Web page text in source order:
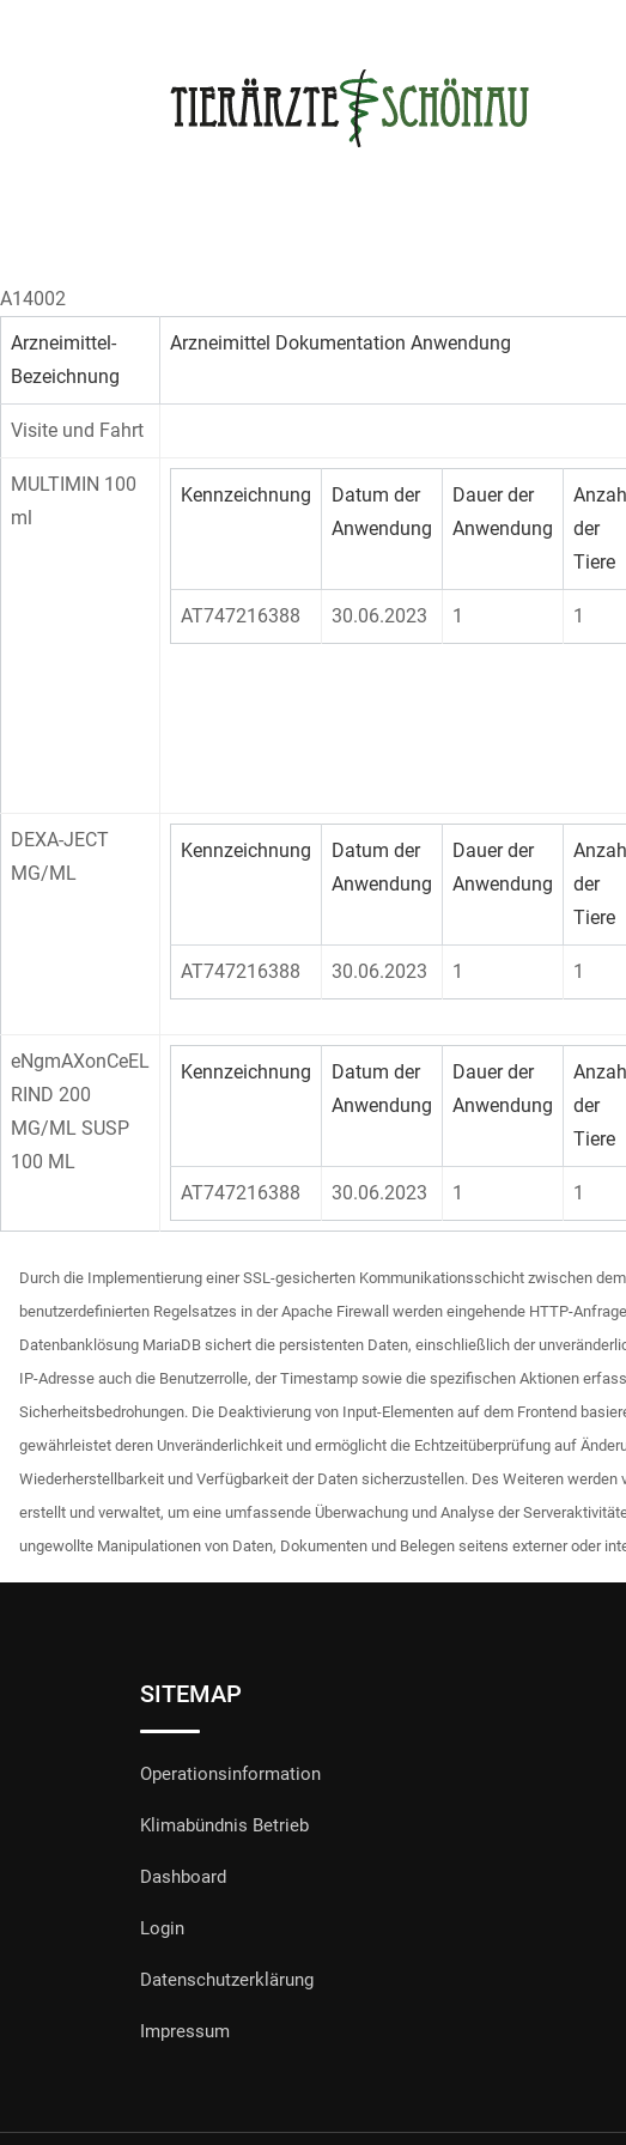
A14002
Arzneimittel-
Bezeichnung
Arzneimittel Dokumentation Anwendung
Visite und Fahrt
MULTIMIN 100
ml
Kennzeichnung
Datum der
Anwendung
Dauer der
Anwendung
der
Tiere
AT747216388 30.06.2023 1 1
DEXA-JECT
MG/ML
Kennzeichnung
Datum der
Anwendung
Dauer der
Anwendung
der
Tiere
AT747216388 30.06.2023 1 1
eNgmAXonCeEL
RIND 200
MG/ML SUSP
100 ML
Kennzeichnung
Datum der
Anwendung
Dauer der
Anwendung
der
Tiere
AT747216388 30.06.2023 1 1
Durch die Implementierung einer SSL-gesicherten Kommunikationsschicht zwischen
benutzerdefinierten Regelsatzes in der Apache Firewall werden eingehende HTTP-
Datenbanklösung MariaDB sichert die persistenten Daten, einschließlich der
IP-Adresse auch die Benutzerrolle, der Timestamp sowie die spezifischen Aktionen
Sicherheitsbedrohungen. Die Deaktivierung von Input-Elementen auf dem Frontend
gewährleistet deren Unveränderlichkeit und ermöglicht die Echtzeitüberprüfung auf
Wiederherstellbarkeit und Verfügbarkeit der Daten sicherzustellen. Des Weiteren
erstellt und verwaltet, um eine umfassende Überwachung und Analyse der
ungewollte Manipulationen von Daten, Dokumenten und Belegen seitens externer oder
SITEMAP
Operationsinformation
Klimabündnis Betrieb
Dashboard
Login
Datenschutzerklärung
Impressum